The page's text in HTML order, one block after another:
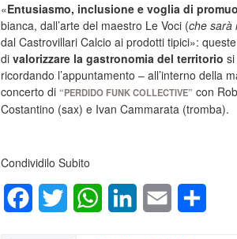
«Entusiasmo, inclusione e voglia di
bianca, dall’arte del maestro Le Voci (che sarà
dal Castrovillari Calcio ai prodotti tipici»:
di valorizzare la gastronomia del territorio
ricordando l’appuntamento – all’interno della
concerto di “PERDIDO FUNK COLLECTIVE” con
Costantino (sax) e Ivan Cammarata (tromba).
Condividilo Subito
FacebookTwitter WhatsAppLinkedInEmail